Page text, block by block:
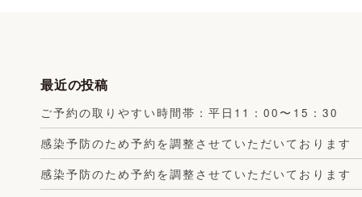
最近の投稿
ご予約の取りやすい時間帯：平日11：00〜15：30
感染予防のため予約を調整させていただいております
感染予防のため予約を調整させていただいております